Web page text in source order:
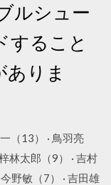
ルシュー
すること
りま
（13） · 鳥羽亮
林太郎（9） · 吉村
野敏（7） · 吉田雄